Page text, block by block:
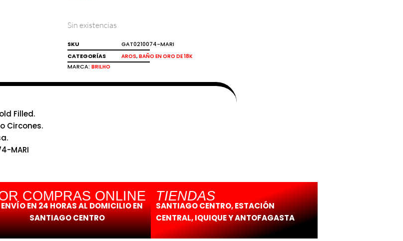
Sin existencias
SKU
GAT0210074-MARI
CATEGORÍAS
AROS,BAÑO EN ORO DE 18K
MARCA:BRILHO
Filled.
Circones.
MARI
COMPRAS ONLINE
ENVÍO EN 24 HORAS AL DOMICILIO EN
SANTIAGO CENTRO
TIENDAS
SANTIAGO CENTRO, ESTACIÓN
CENTRAL, IQUIQUE Y ANTOFAGASTA